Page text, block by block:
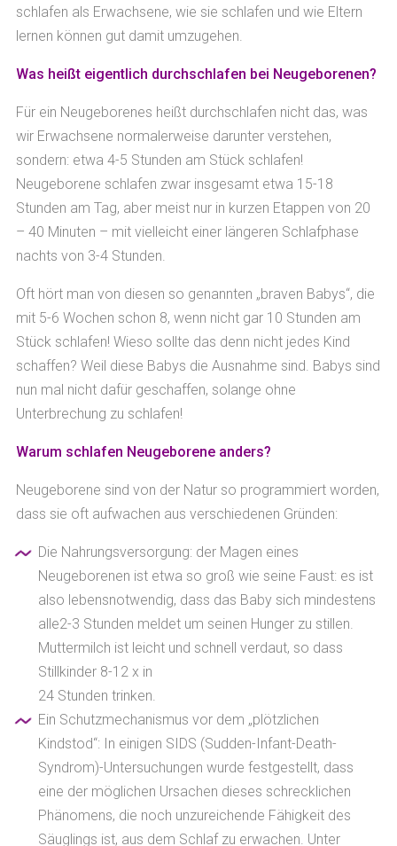
schlafen als Erwachsene, wie sie schlafen und wie Eltern
lernen können gut damit umzugehen.
Was heißt eigentlich durchschlafen bei Neugeborenen?
Für ein Neugeborenes heißt durchschlafen nicht das, was
wir Erwachsene normalerweise darunter verstehen,
sondern: etwa 4-5 Stunden am Stück schlafen!
Neugeborene schlafen zwar insgesamt etwa 15-18
Stunden am Tag, aber meist nur in kurzen Etappen von 20
– 40 Minuten – mit vielleicht einer längeren Schlafphase
nachts von 3-4 Stunden.
Oft hört man von diesen so genannten „braven Babys“, die
mit 5-6 Wochen schon 8, wenn nicht gar 10 Stunden am
Stück schlafen! Wieso sollte das denn nicht jedes Kind
schaffen? Weil diese Babys die Ausnahme sind. Babys sind
nun mal nicht dafür geschaffen, solange ohne
Unterbrechung zu schlafen!
Warum schlafen Neugeborene anders?
Neugeborene sind von der Natur so programmiert worden,
dass sie oft aufwachen aus verschiedenen Gründen:
Die Nahrungsversorgung: der Magen eines
Neugeborenen ist etwa so groß wie seine Faust: es ist
also lebensnotwendig, dass das Baby sich mindestens
alle2-3 Stunden meldet um seinen Hunger zu stillen.
Muttermilch ist leicht und schnell verdaut, so dass
Stillkinder 8-12 x in
24 Stunden trinken.
Ein Schutzmechanismus vor dem „plötzlichen
Kindstod“: In einigen SIDS (Sudden-Infant-Death-
Syndrom)-Untersuchungen wurde festgestellt, dass
eine der möglichen Ursachen dieses schrecklichen
Phänomens, die noch unzureichende Fähigkeit des
Säuglings ist, aus dem Schlaf zu erwachen. Unter